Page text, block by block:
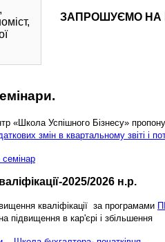
ЗАПРОШУЄМО НА
,
«Школа Успішного Бізнесу»
змін в квартальному звіті і
2025/2026 н.р.
кваліфікації за програмами
підвищення в кар'єрі і